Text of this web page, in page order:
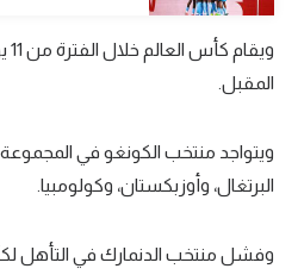
Gamers
ميركاتو
تقرير في الجول
تحليل في الجول
حكايات في الجول
المقبل.
البرتغال، وأوزبكستان، وكولومبيا.
وفشل منتخب الدنمارك في التأهل